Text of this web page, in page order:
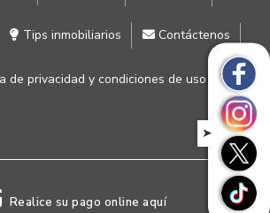
Tips inmobiliarios Contáctenos
de privacidad y condiciones de uso
Realice su pago online aquí
➤